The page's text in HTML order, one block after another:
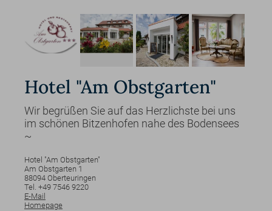
Hotel "Am Obstgarten"
Wir begrüßen Sie auf das Herzlichste bei uns
im schönen Bitzenhofen nahe des Bodensees
~
Hotel "Am Obstgarten"
Am Obstgarten 1
88094 Oberteuringen
Tel. +49 7546 9220
E-Mail
Homepage